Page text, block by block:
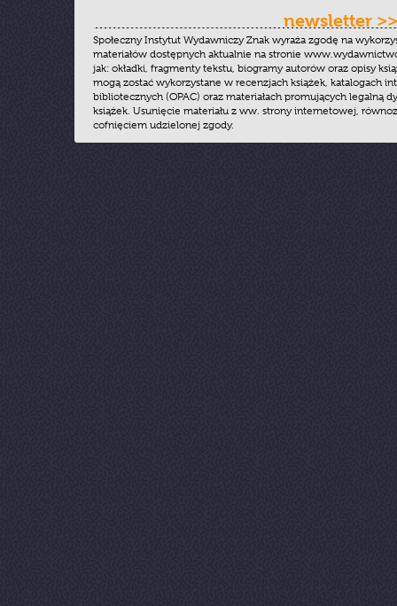
newsletter >>
Społeczny Instytut Wydawniczy Znak wyraża zgodę na
materiałów dostępnych aktualnie na stronie
jak: okładki, fragmenty tekstu, biogramy autorów oraz opisy
mogą zostać wykorzystane w recenzjach książek, katalogach
bibliotecznych (OPAC) oraz materiałach promujących legalną
książek. Usunięcie materiału z ww. strony internetowej,
cofnięciem udzielonej zgody.